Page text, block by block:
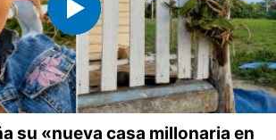
su «nueva casa millonaria en